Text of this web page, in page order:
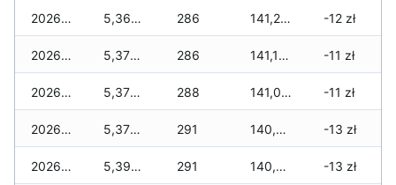
2026-04-07 5,360 zł 286 141,240 zł -12 zł
2026-04-06 5,370 zł 286 141,120 zł -11 zł
2026-04-05 5,370 zł 288 141,010 zł -11 zł
2026-04-04 5,370 zł 291 140,830 zł -13 zł
2026-04-03 5,390 zł 291 140,540 zł -13 zł